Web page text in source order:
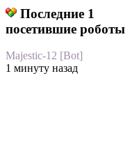
Последние 1
посетившие роботы
Majestic-12 [Bot]
1 минуту назад